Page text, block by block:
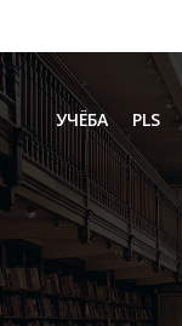
УЧЁБА PLS